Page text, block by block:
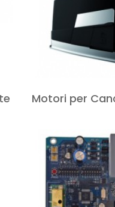
Motori per